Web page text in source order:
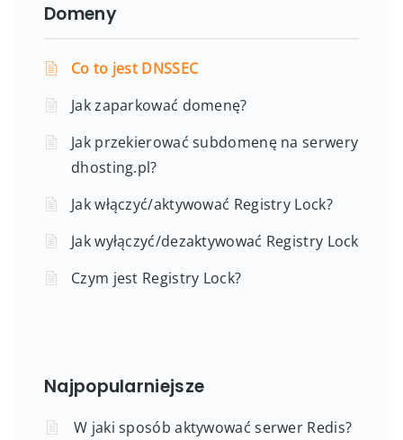
Domeny
Co to jest DNSSEC
Jak zaparkować domenę?
Jak przekierować subdomenę na serwery
dhosting.pl?
Jak włączyć/aktywować Registry Lock?
Jak wyłączyć/dezaktywować Registry Lock
Czym jest Registry Lock?
Najpopularniejsze
W jaki sposób aktywować serwer Redis?